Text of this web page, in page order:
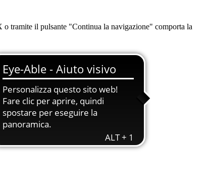
tramite il pulsante "Continua la navigazione" comporta la